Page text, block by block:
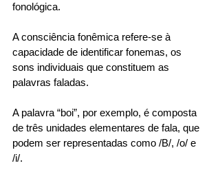
fonológica.
A consciência fonêmica refere-se à
capacidade de identificar fonemas, os
sons individuais que constituem as
palavras faladas.
A palavra “boi”, por exemplo, é composta
de três unidades elementares de fala, que
podem ser representadas como /B/, /o/ e
/i/.